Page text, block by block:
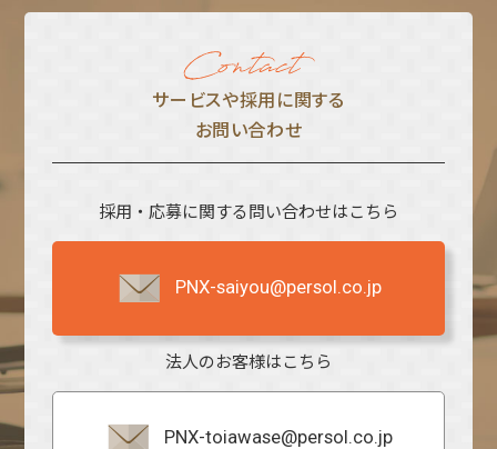
サービスや採⽤に関する
お問い合わせ
採用・応募に関する問い合わせはこちら
PNX-saiyou@persol.co.jp
法人のお客様はこちら
PNX-toiawase@persol.co.jp